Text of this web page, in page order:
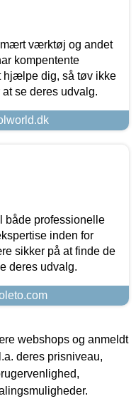
værktøj og andet
kompentente
hjælpe dig, så tøv ikke
se deres udvalg.
både professionelle
inden for
sikker på at finde de
deres udvalg.
webshops og anmeldt
deres prisniveau,